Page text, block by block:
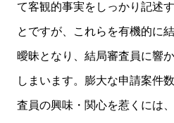
て客観的事実をしっかり記述
とですが、これらを有機的に
曖昧となり、結局審査員に響
しまいます。膨大な申請案件
査員の興味・関心を惹くには